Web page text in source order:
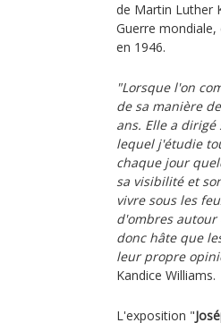
de Martin Luther
Guerre
en 1946.
"Lorsque l'on
de sa manière
ans. Elle a
lequel j'étudie
chaque jour
sa visibilité et
vivre sous les
d'ombres
donc hâte que
leur propre
Kandice Williams.
L'exposition "